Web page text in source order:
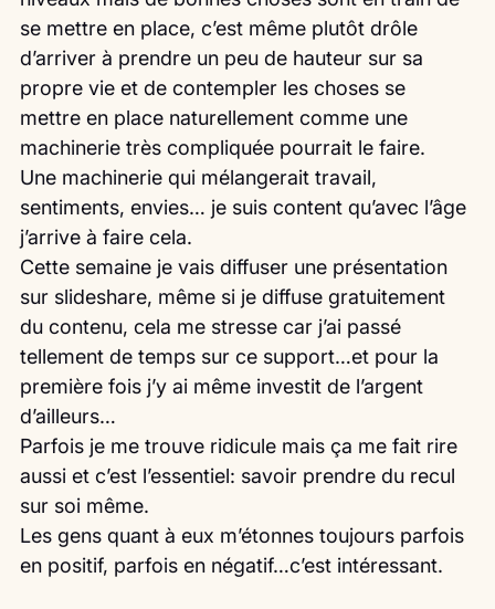
se mettre en place, c’est même plutôt drôle
d’arriver à prendre un peu de hauteur sur sa
propre vie et de contempler les choses se
mettre en place naturellement comme une
machinerie très compliquée pourrait le faire.
Une machinerie qui mélangerait travail,
sentiments, envies… je suis content qu’avec l’âge
j’arrive à faire cela.
Cette semaine je vais diffuser une présentation
sur slideshare, même si je diffuse gratuitement
du contenu, cela me stresse car j’ai passé
tellement de temps sur ce support…et pour la
première fois j’y ai même investit de l’argent
d’ailleurs…
Parfois je me trouve ridicule mais ça me fait rire
aussi et c’est l’essentiel: savoir prendre du recul
sur soi même.
Les gens quant à eux m’étonnes toujours parfois
en positif, parfois en négatif…c’est intéressant.